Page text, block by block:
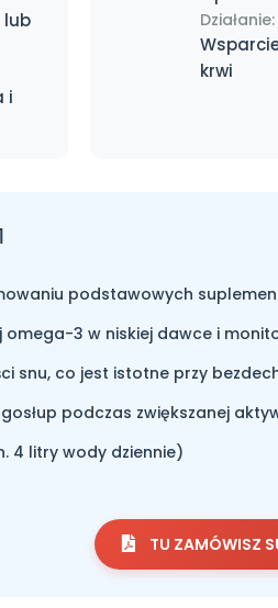
lub
i
Działanie:
krwi
podstawowych
omega-3 w niskiej dawce i
snu, co jest istotne przy
podczas zwiększanej
4 litry wody dziennie)
TU ZAMÓWISZ